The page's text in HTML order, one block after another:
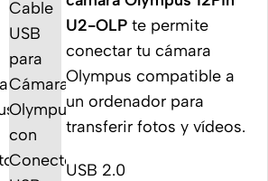
U2-OLP te permite
conectar tu cámara
Olympus compatible a
un ordenador para
transferir fotos y vídeos.
USB 2.0